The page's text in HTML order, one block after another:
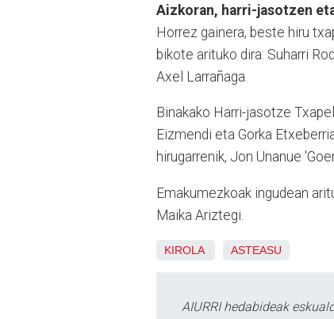
Aizkoran, harri-jasotzen
Horrez gainera, beste hiru
bikote arituko dira: Suharri
Axel Larrañaga.
Binakako Harri-jasotze
Eizmendi eta Gorka
hirugarrenik, Jon Unanue
Emakumezkoak ingudean
Maika Ariztegi.
KIROLA ASTEASU
AIURRI hedabideak